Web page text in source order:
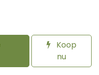
Koop
nu